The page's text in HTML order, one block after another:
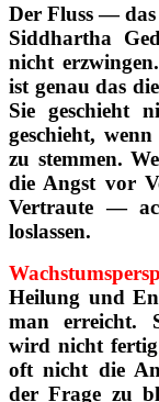
Der Fluss —
Siddhartha
nicht
ist genau das
Sie geschieht
geschieht,
zu stemmen.
die Angst vor
Vertraute —
loslassen.
Heilung und
man erreicht.
wird nicht
oft nicht die
der Frage zu